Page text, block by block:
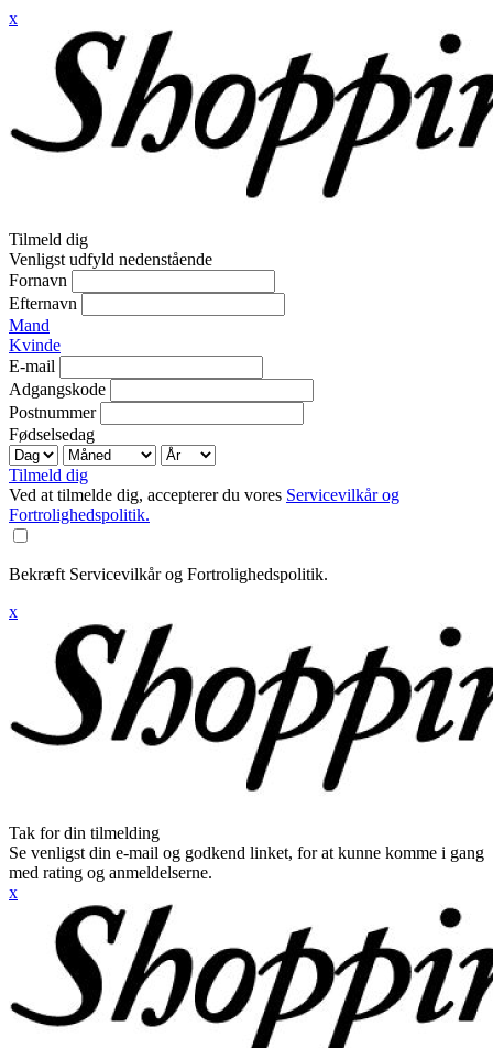
x
Tilmeld dig
Venligst udfyld nedenstående
Fornavn
Efternavn
Mand
Kvinde
E-mail
Adgangskode
Postnummer
Fødselsedag
Tilmeld dig
Ved at tilmelde dig, accepterer du vores Servicevilkår og
Fortrolighedspolitik.
Bekræft Servicevilkår og Fortrolighedspolitik.
x
Tak for din tilmelding
Se venligst din e-mail og godkend linket, for at kunne komme i gang
med rating og anmeldelserne.
x